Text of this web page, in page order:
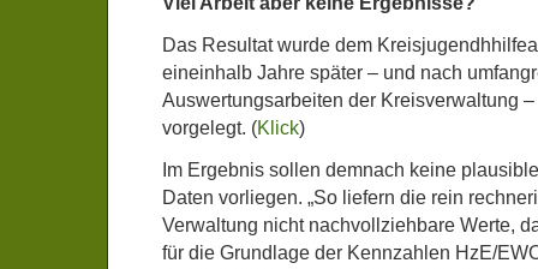
Das Resultat wurde dem
eineinhalb Jahre später – und nach
Auswertungsarbeiten der Kreisverwaltung
vorgelegt. (Klick)
Im Ergebnis sollen demnach keine
Daten vorliegen. „So liefern die rein
Verwaltung nicht nachvollziehbare Werte,
für die Grundlage der Kennzahlen HzE/